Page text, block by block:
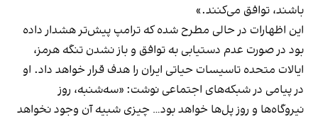
باشند، توافق می‌کنند.»
این اظهارات در حالی مطرح شده که ترامپ پیش‌تر هشدار داده
بود در صورت عدم دستیابی به توافق و باز نشدن تنگه هرمز،
ایالات متحده تاسیسات حیاتی ایران را هدف قرار خواهد داد. او
در پیامی در شبکه‌های اجتماعی نوشت: «سه‌شنبه، روز
نیروگاه‌ها و روز پل‌ها خواهد بود… چیزی شبیه آن وجود نخواهد